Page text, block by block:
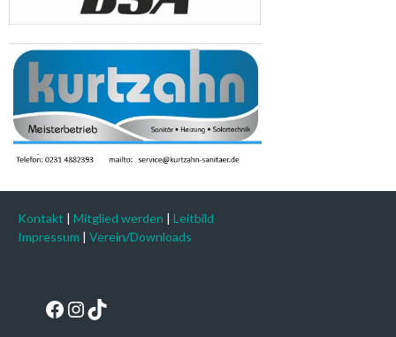
Kontakt | Mitglied werden | Leitbild
Impressum | Verein/Downloads
Facebook
Instagram
TikTok